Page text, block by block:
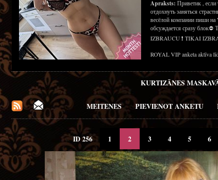
Apraksts: Приветик ,
отдохнуть заняться
весёлой компании пиши
обсуждается сразу
IZBRAUCU ❗ TIKAI
ROYAL VIP anketa aktīva
KURTIZĀNES
MEITENES PIEVIENOT ANKETU
ID 256 1 2 3 4 5 6